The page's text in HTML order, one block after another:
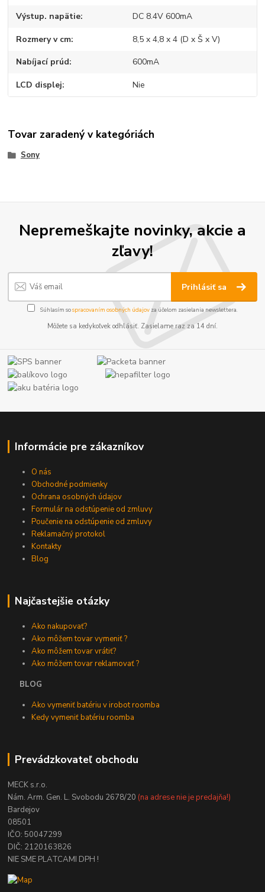
Výstup. napätie DC 8.4V 600mA
Rozmery v cm 8,5 x 4,8 x 4 (D x Š x V)
Nabíjací prúd 600mA
LCD displej Nie
Tovar zaradený v kategóriách
Sony
Nepremeškajte novinky, akcie a
zľavy!
Prihlásiť sa
Súhlasím sospracovaním osobných údajov za účelom zasielania newslettera.
Môžete sa kedykoľvek odhlásiť. Zasielame raz za 14 dní.
Informácie pre zákazníkov
O nás
Obchodné podmienky
Ochrana osobných údajov
Formulár na odstúpenie od zmluvy
Poučenie na odstúpenie od zmluvy
Reklamačný protokol
Kontakty
Blog
Najčastejšie otázky
Ako nakupovať?
Ako môžem tovar vymeniť ?
Ako môžem tovar vrátiť?
Ako môžem tovar reklamovať ?
BLOG
Ako vymeniť batériu v irobot roomba
Kedy vymeniť batériu roomba
Prevádzkovateľ obchodu
MECK s.r.o.
Nám. Arm. Gen. L. Svobodu 2678/20 (na adrese nie je predajňa!)
Bardejov
08501
IČO: 50047299
DIČ: 2120163826
NIE SME PLATCAMI DPH !